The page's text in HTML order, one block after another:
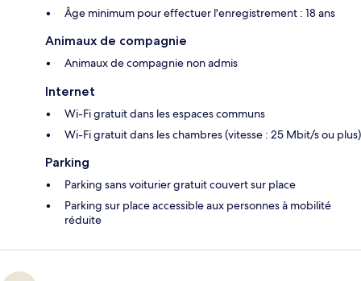
Âge minimum pour effectuer l'enregistrement : 18 ans
Animaux de compagnie
Animaux de compagnie non admis
Internet
Wi-Fi gratuit dans les espaces communs
Wi-Fi gratuit dans les chambres (vitesse : 25 Mbit/s ou plus)
Parking
Parking sans voiturier gratuit couvert sur place
Parking sur place accessible aux personnes à mobilité
réduite